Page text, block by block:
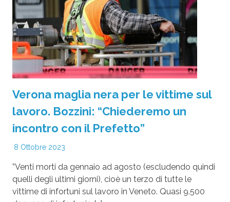
Verona maglia nera per le vittime sul
lavoro. Bozzini: “Chiederemo un
incontro con il Prefetto”
8 Ottobre 2023
”Venti morti da gennaio ad agosto (escludendo quindi
quelli degli ultimi giorni), cioè un terzo di tutte le
vittime di infortuni sul lavoro in Veneto. Quasi 9.500